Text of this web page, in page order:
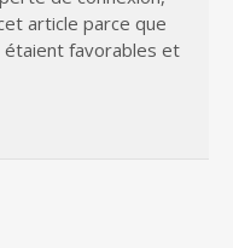
article parce que
étaient favorables et